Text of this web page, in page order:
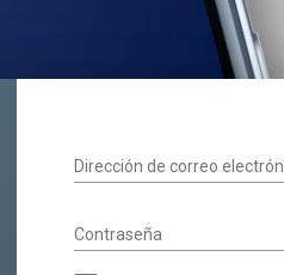
Dirección de correo
Contraseña